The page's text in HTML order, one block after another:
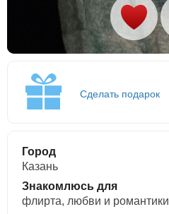
Сделать подарок
Город
Казань
Знакомлюсь для
флирта, любви и романтики